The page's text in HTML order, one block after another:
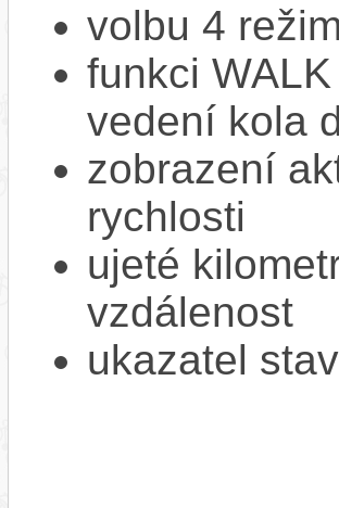
volbu 4
funkci
vedení kola
zobrazení
rychlosti
ujeté
vzdálenost
ukazatel